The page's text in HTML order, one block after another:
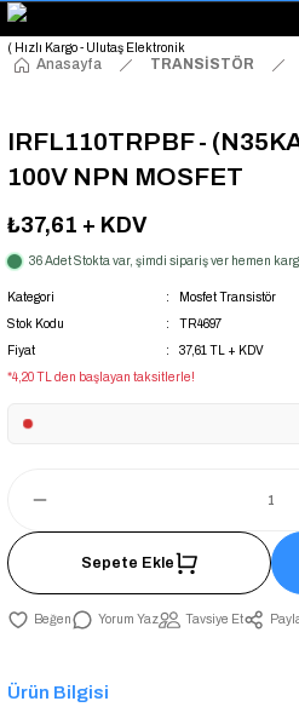
"Saat 14:00'a Kadar Verilen
"Binlerce Ürün Çeşitliliği ile
"Toptan Fiyatına Perakende
Anasayfa TRANSİSTÖR
IRFL110TRPBF -
100V NPN MOSFET
₺37,61 + KDV
36 Adet Stokta var, şimdi sipariş ver hemen
Kategori
Mosfet Transistör
Stok Kodu
TR4697
Fiyat
37,61 TL + KDV
*4,20 TL den başlayan taksitlerle!
Sepete Ekle
Yorum Yaz Tavsiye Et
Ürün Bilgisi